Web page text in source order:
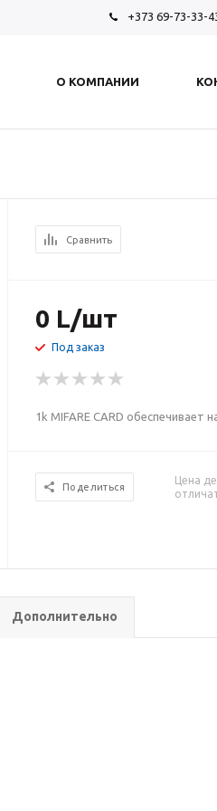
+373 69-73-33-
О КОМПАНИИ
Сравнить
0 L/шт
Под заказ
1k MIFARE CARD обеспечивает
Поделиться
Цена
Дополнительно